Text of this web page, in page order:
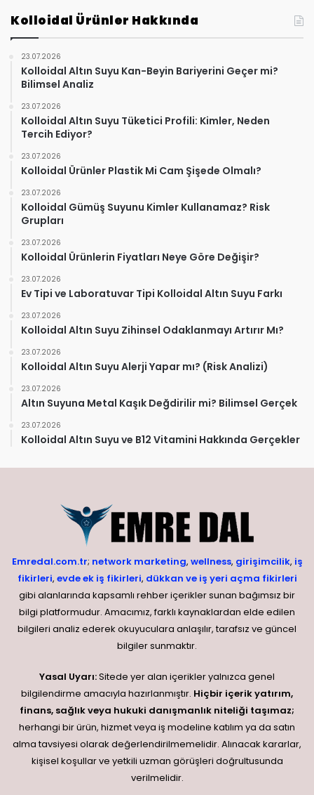
Kolloidal Ürünler Hakkında
23.07.2026
Kolloidal Altın Suyu Kan-Beyin Bariyerini Geçer mi?
Bilimsel Analiz
23.07.2026
Kolloidal Altın Suyu Tüketici Profili: Kimler, Neden
Tercih Ediyor?
23.07.2026
Kolloidal Ürünler Plastik Mi Cam Şişede Olmalı?
23.07.2026
Kolloidal Gümüş Suyunu Kimler Kullanamaz? Risk
Grupları
23.07.2026
Kolloidal Ürünlerin Fiyatları Neye Göre Değişir?
23.07.2026
Ev Tipi ve Laboratuvar Tipi Kolloidal Altın Suyu Farkı
23.07.2026
Kolloidal Altın Suyu Zihinsel Odaklanmayı Artırır Mı?
23.07.2026
Kolloidal Altın Suyu Alerji Yapar mı? (Risk Analizi)
23.07.2026
Altın Suyuna Metal Kaşık Değdirilir mi? Bilimsel Gerçek
23.07.2026
Kolloidal Altın Suyu ve B12 Vitamini Hakkında Gerçekler
Emredal.com.tr; network marketing, wellness, girişimcilik, iş
fikirleri, evde ek iş fikirleri, dükkan ve iş yeri açma fikirleri
gibi alanlarında kapsamlı rehber içerikler sunan bağımsız bir
bilgi platformudur. Amacımız, farklı kaynaklardan elde edilen
bilgileri analiz ederek okuyuculara anlaşılır, tarafsız ve güncel
bilgiler sunmaktır.
Yasal Uyarı:Sitede yer alan içerikler yalnızca genel
bilgilendirme amacıyla hazırlanmıştır. Hiçbir içerik yatırım,
finans, sağlık veya hukuki danışmanlık niteliği taşımaz;
herhangi bir ürün, hizmet veya iş modeline katılım ya da satın
alma tavsiyesi olarak değerlendirilmemelidir. Alınacak kararlar,
kişisel koşullar ve yetkili uzman görüşleri doğrultusunda
verilmelidir.